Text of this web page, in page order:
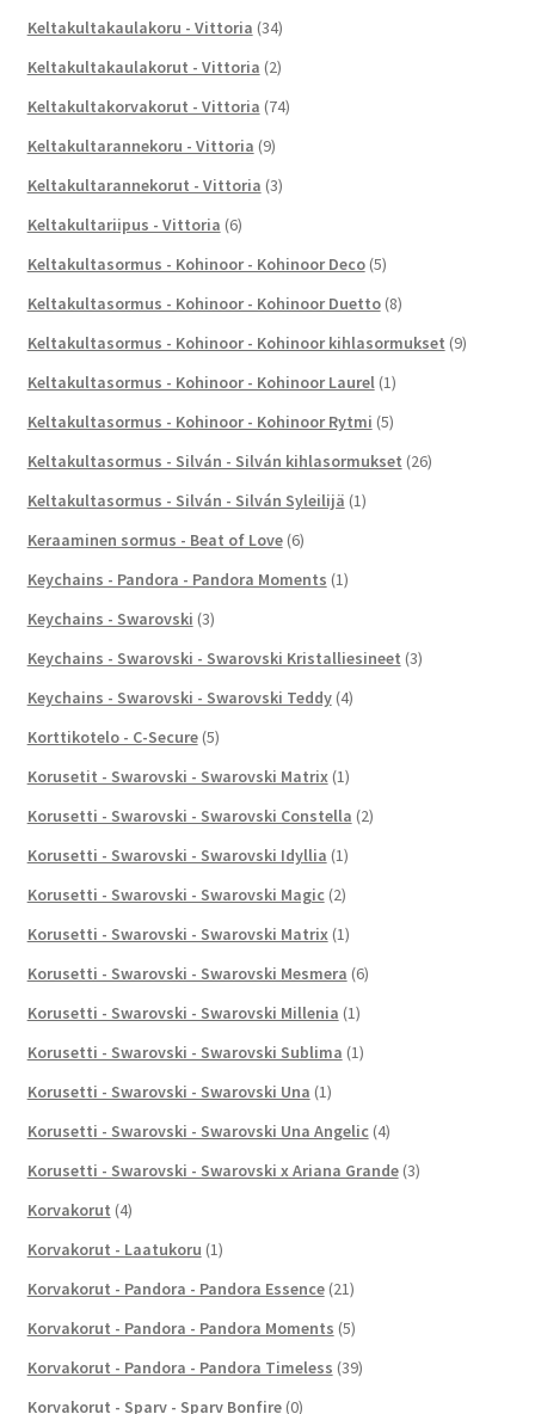
Keltakultakaulakoru - Vittoria (34)
Keltakultakaulakorut - Vittoria (2)
Keltakultakorvakorut - Vittoria (74)
Keltakultarannekoru - Vittoria (9)
Keltakultarannekorut - Vittoria (3)
Keltakultariipus - Vittoria (6)
Keltakultasormus - Kohinoor - Kohinoor Deco (5)
Keltakultasormus - Kohinoor - Kohinoor Duetto (8)
Keltakultasormus - Kohinoor - Kohinoor kihlasormukset (9)
Keltakultasormus - Kohinoor - Kohinoor Laurel (1)
Keltakultasormus - Kohinoor - Kohinoor Rytmi (5)
Keltakultasormus - Silván - Silván kihlasormukset (26)
Keltakultasormus - Silván - Silván Syleilijä (1)
Keraaminen sormus - Beat of Love (6)
Keychains - Pandora - Pandora Moments (1)
Keychains - Swarovski (3)
Keychains - Swarovski - Swarovski Kristalliesineet (3)
Keychains - Swarovski - Swarovski Teddy (4)
Korttikotelo - C-Secure (5)
Korusetit - Swarovski - Swarovski Matrix (1)
Korusetti - Swarovski - Swarovski Constella (2)
Korusetti - Swarovski - Swarovski Idyllia (1)
Korusetti - Swarovski - Swarovski Magic (2)
Korusetti - Swarovski - Swarovski Matrix (1)
Korusetti - Swarovski - Swarovski Mesmera (6)
Korusetti - Swarovski - Swarovski Millenia (1)
Korusetti - Swarovski - Swarovski Sublima (1)
Korusetti - Swarovski - Swarovski Una (1)
Korusetti - Swarovski - Swarovski Una Angelic (4)
Korusetti - Swarovski - Swarovski x Ariana Grande (3)
Korvakorut (4)
Korvakorut - Laatukoru (1)
Korvakorut - Pandora - Pandora Essence (21)
Korvakorut - Pandora - Pandora Moments (5)
Korvakorut - Pandora - Pandora Timeless (39)
Korvakorut - Sparv - Sparv Bonfire (0)